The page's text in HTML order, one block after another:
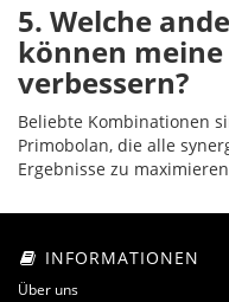
5. Welche
können meine
verbessern?
Beliebte Kombinationen
Primobolan, die alle
Ergebnisse zu
INFORMATIONEN
Über uns